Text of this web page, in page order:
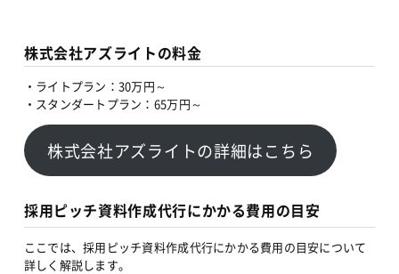
株式会社アズライトの料金
・ライトプラン：30万円～
・スタンダートプラン：65万円～
株式会社アズライトの詳細はこちら
採用ピッチ資料作成代行にかかる費用の目安
ここでは、採用ピッチ資料作成代行にかかる費用の目安について
詳しく解説します。